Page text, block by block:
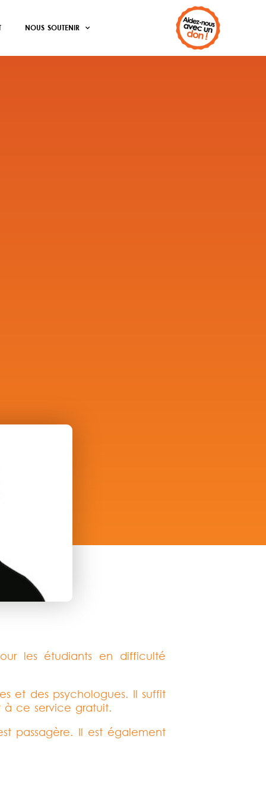
NOUS SOUTENIR
les étudiants en difficulté
et des psychologues. Il suffit
à ce service gratuit.
passagère. Il est également